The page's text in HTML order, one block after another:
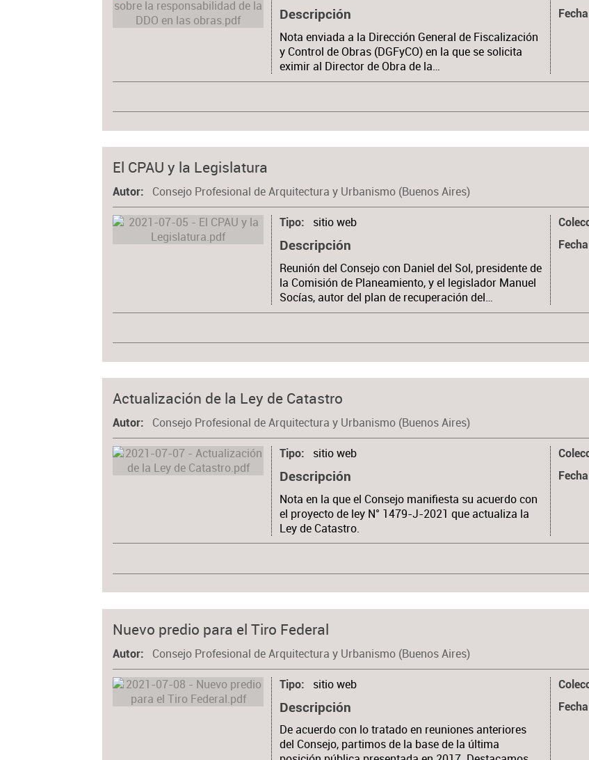
Descripción
Nota enviada a la Dirección General de Fiscalización
y Control de Obras (DGFyCO) en la que se solicita
eximir al Director de Obra de la…
El CPAU y la Legislatura
Autor Consejo Profesional de Arquitectura y Urbanismo (Buenos Aires)
Tipo sitio web
Descripción
Reunión del Consejo con Daniel del Sol, presidente de
la Comisión de Planeamiento, y el legislador Manuel
Socías, autor del plan de recuperación del…
Actualización de la Ley de Catastro
Autor Consejo Profesional de Arquitectura y Urbanismo (Buenos Aires)
Tipo sitio web
Descripción
Nota en la que el Consejo manifiesta su acuerdo con
el proyecto de ley N° 1479-J-2021 que actualiza la
Ley de Catastro.
Nuevo predio para el Tiro Federal
Autor Consejo Profesional de Arquitectura y Urbanismo (Buenos Aires)
Tipo sitio web
Descripción
De acuerdo con lo tratado en reuniones anteriores
del Consejo, partimos de la base de la última